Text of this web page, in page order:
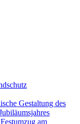
Gestaltung des
am